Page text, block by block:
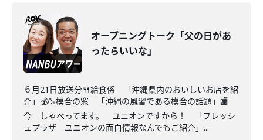
オープニングトーク「父の日があ
ったらいいな」
６月21日放送分🍴給食係 「沖縄県内のおいしいお店を紹
介」💰🍶模合の窓 「沖縄の風習である模合の話題」🏬
今 しゃべってます。 ユニオンですから！ 「フレッシ
ュプラザ ユニオンの面白情報なんでもご紹介」...